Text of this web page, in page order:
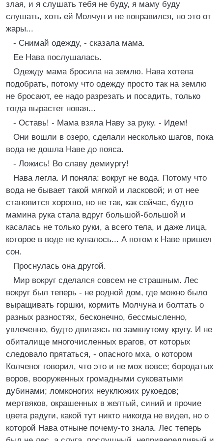
злая, и я слушать тебя не буду, я маму буду
слушать, хоть ей Молчун и не понравился, но это от
жары...
- Снимай одежду, - сказала мама.
Ее Нава послушалась.
Одежду мама бросила на землю. Нава хотела
подобрать, потому что одежду просто так на землю
не бросают, ее надо разрезать и посадить, только
тогда вырастет новая...
- Оставь! - Мама взяла Наву за руку. - Идем!
Они вошли в озеро, сделали несколько шагов, пока
вода не дошла Наве до пояса.
- Ложись! Во славу демиургу!
Нава легла. И поняла: вокруг не вода. Потому что
вода не бывает такой мягкой и ласковой; и от нее
становится хорошо, но не так, как сейчас, будто
мамина рука стала вдруг большой-большой и
касалась не только руки, а всего тела, и даже лица,
которое в воде не купалось... А потом к Наве пришел
сон.
Проснулась она другой.
Мир вокруг сделался совсем не страшным. Лес
вокруг был теперь - не родной дом, где можно было
выращивать горшки, кормить Молчуна и болтать о
разных разностях, бесконечно, бессмысленно,
увлеченно, будто двигаясь по замкнутому кругу. И не
обиталище многочисленных врагов, от которых
следовало прятаться, - опасного мха, о котором
Колченог говорил, что это и не мох вовсе; бородатых
воров, вооруженных громадными суковатыми
дубинами; ломконогих неуклюжих рукоедов;
мертвяков, окрашенных в желтый, синий и прочие
цвета радуги, какой тут никто никогда не видел, но о
которой Нава отныне почему-то знала. Лес теперь